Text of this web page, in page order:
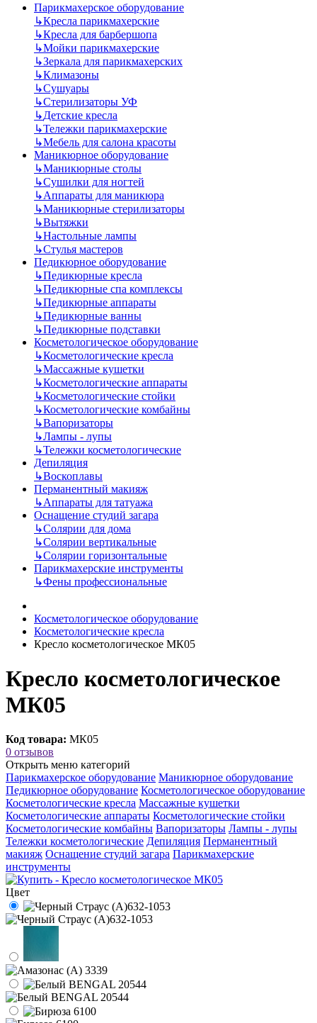
Парикмахерское оборудование
↳Кресла парикмахерские
↳Кресла для барбершопа
↳Мойки парикмахерские
↳Зеркала для парикмахерских
↳Климазоны
↳Сушуары
↳Стерилизаторы УФ
↳Детские кресла
↳Тележки парикмахерские
↳Мебель для салона красоты
Маникюрное оборудование
↳Маникюрные столы
↳Сушилки для ногтей
↳Аппараты для маникюра
↳Маникюрные стерилизаторы
↳Вытяжки
↳Настольные лампы
↳Стулья мастеров
Педикюрное оборудование
↳Педикюрные кресла
↳Педикюрные спа комплексы
↳Педикюрные аппараты
↳Педикюрные ванны
↳Педикюрные подставки
Косметологическое оборудование
↳Косметологические кресла
↳Массажные кушетки
↳Косметологические аппараты
↳Косметологические стойки
↳Косметологические комбайны
↳Вапоризаторы
↳Лампы - лупы
↳Тележки косметологические
Депиляция
↳Воскоплавы
Перманентный макияж
↳Аппараты для татуажа
Оснащение студий загара
↳Солярии для дома
↳Солярии вертикальные
↳Солярии горизонтальные
Парикмахерские инструменты
↳Фены профессиональные
Косметологическое оборудование
Косметологические кресла
Кресло косметологическое МК05
Кресло косметологическое
МК05
Код товара: МК05
0 отзывов
Открыть меню категорий
Парикмахерское оборудование Маникюрное оборудование
Педикюрное оборудование Косметологическое оборудование
Косметологические кресла Массажные кушетки
Косметологические аппараты Косметологические стойки
Косметологические комбайны Вапоризаторы Лампы - лупы
Тележки косметологические Депиляция Перманентный
макияж Оснащение студий загара Парикмахерские
инструменты
Цвет